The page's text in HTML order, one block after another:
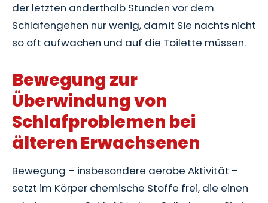
der letzten anderthalb Stunden vor dem
Schlafengehen nur wenig, damit Sie nachts nicht
so oft aufwachen und auf die Toilette müssen.
Bewegung zur
Überwindung von
Schlafproblemen bei
älteren Erwachsenen
Bewegung – insbesondere aerobe Aktivität –
setzt im Körper chemische Stoffe frei, die einen